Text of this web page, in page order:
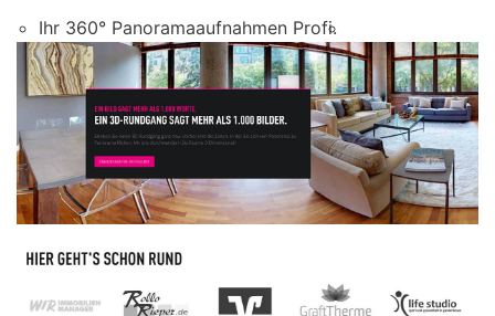
Ihr 360° Panoramaaufnahmen Profi.